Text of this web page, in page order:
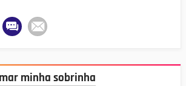
minha sobrinha